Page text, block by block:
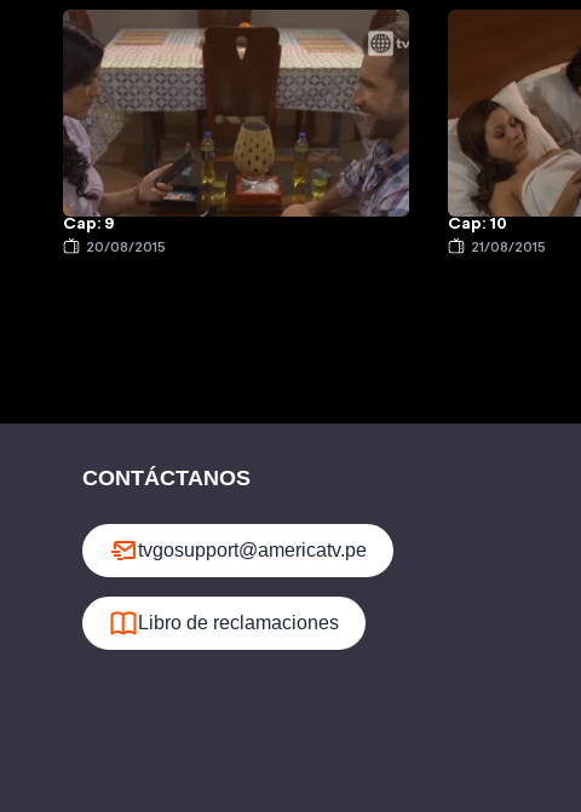
Cap: 9
20/08/2015
Cap: 10
21/08/2015
CONTÁCTANOS
tvgosupport@americatv.pe
Libro de reclamaciones